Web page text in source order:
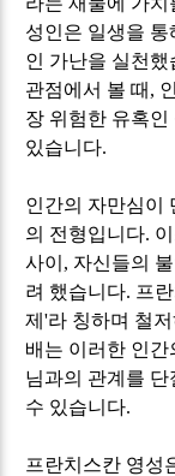
성인은 일생을
인 가난을 실천했
관점에서 볼 때 ,
장 위험한 유혹
있습니다.
인간의 자만심이
의 전형입니다.
사이 , 자신들의
려 했습니다. 프
제'라 칭하며 철
배는 이러한 인
님과의 관계를
수 있습니다.
프란치스칸 영성